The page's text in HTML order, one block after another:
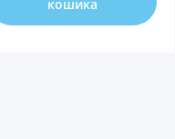
кошика